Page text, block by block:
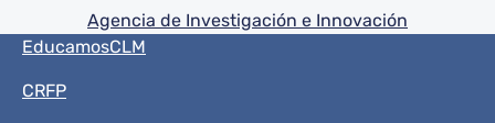
Agencia de Investigación e Innovación
Menú del pie
EducamosCLM
CRFP